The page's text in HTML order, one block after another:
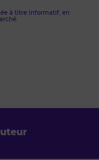
à titre informatif, en